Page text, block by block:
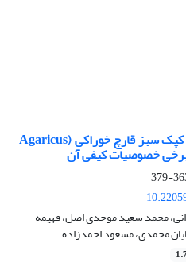
اثر روغن مرزه بر کنترل بیماری کپک سبز قارچ خوراکی (Agaricus
محمد سعید موحدی اصل، فهیمه
محمدی، مسعود احمدزاده